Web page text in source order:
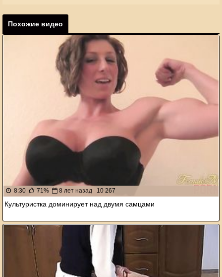
Похожие видео
8:30 71% 8 лет назад 10 267
Культуристка доминирует над двумя самцами